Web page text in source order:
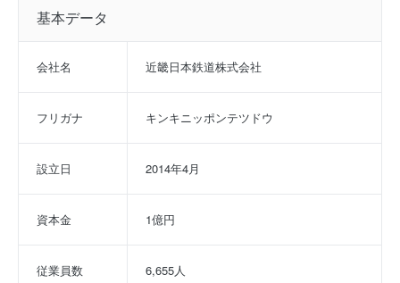
基本データ
会社名 近畿日本鉄道株式会社
フリガナ キンキニッポンテツドウ
設立日 2014年4月
資本金 1億円
従業員数 6,655人